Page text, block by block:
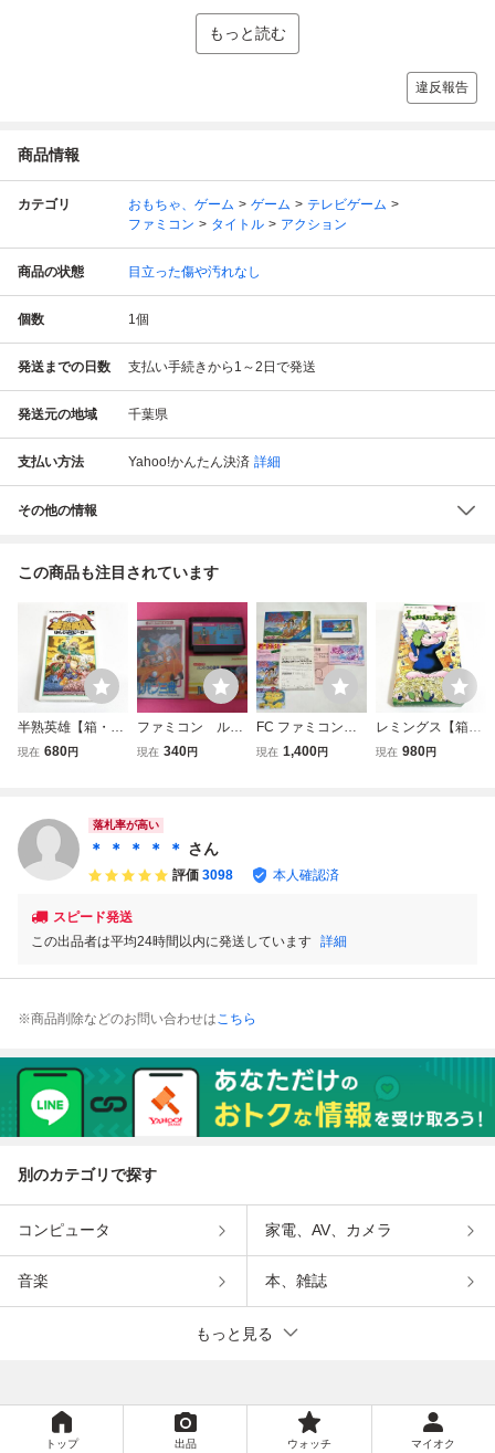
もっと読む
違反報告
商品情報
カテゴリ おもちゃ、ゲーム ゲーム
テレビゲーム
ファミコン
タイトル アクション
商品の状態 目立った傷や汚れなし
個数 1個
発送までの日数 支払い手続きから1～2日で発送
発送元の地域 千葉県
支払い方法 Yahoo!かんたん決済 詳細
その他の情報
この商品も注目されています
半熟英雄【箱・説
明書付き】♪動作
ン
現在 680円
ファミコン ルパ
ン三世 箱 説明
現在 340円
FC ファミコン
リップルアイラン
現在 1,400円
レミングス【箱・
説明書付き】♪動
現在 980円
落札率が高い
＊ ＊ ＊ ＊ ＊ さん
評価 3098 本人確認済
スピード発送
この出品者は平均24時間以内に発送しています 詳細
※商品削除などのお問い合わせはこちら
別のカテゴリで探す
コンピュータ 家電、AV、カメラ
音楽 本、雑誌
もっと見る
トップ 出品 ウォッチ マイオク